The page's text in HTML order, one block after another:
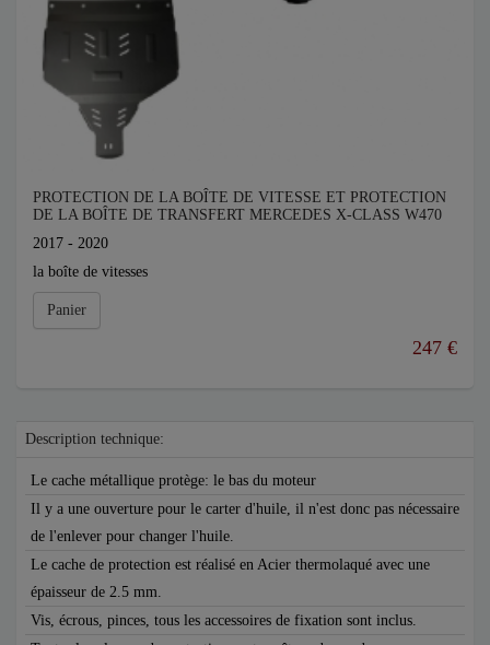
PROTECTION DE LA BOÎTE DE VITESSE ET PROTECTION
DE LA BOÎTE DE TRANSFERT MERCEDES X-CLASS W470
2017 - 2020
la boîte de vitesses
Panier
247 €
Description technique:
Le cache métallique protège: le bas du moteur
Il y a une ouverture pour le carter d'huile, il n'est donc pas nécessaire
de l'enlever pour changer l'huile.
Le cache de protection est réalisé en Acier thermolaqué avec une
épaisseur de 2.5 mm.
Vis, écrous, pinces, tous les accessoires de fixation sont inclus.